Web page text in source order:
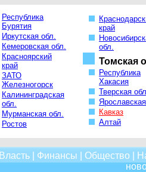
Республика
Бурятия
Иркутская обл.
Кемеровская обл.
Красноярский
край
ЗАТО
Железногорск
Калининградская
обл.
Мурманская обл.
Ростов
край
обл.
Томская
Республика
Хакасия
Тверская
Кавказ
Алтай
Власть| Финансы Общество